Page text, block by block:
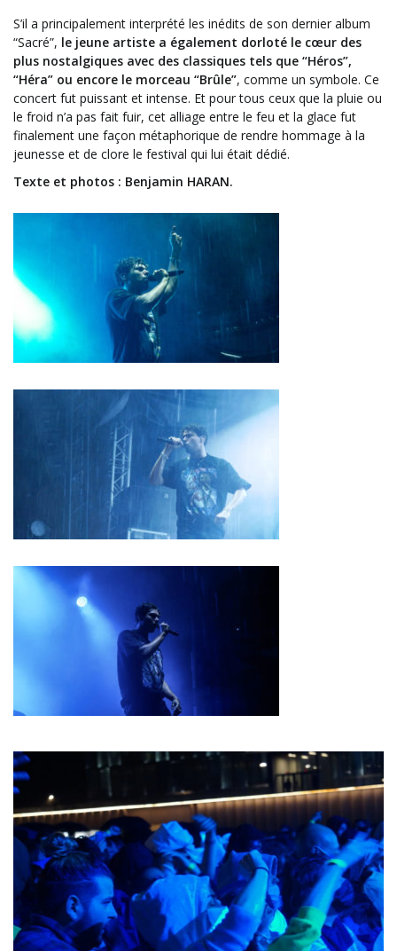
S’il a principalement interprété les inédits de son dernier album
“Sacré”, le jeune artiste a également dorloté le cœur des
plus nostalgiques avec des classiques tels que “Héros”,
“Héra” ou encore le morceau “Brûle”, comme un symbole. Ce
concert fut puissant et intense. Et pour tous ceux que la pluie ou
le froid n’a pas fait fuir, cet alliage entre le feu et la glace fut
finalement une façon métaphorique de rendre hommage à la
jeunesse et de clore le festival qui lui était dédié.
Texte et photos : Benjamin HARAN.